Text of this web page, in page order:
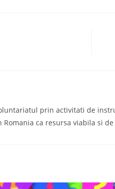
prin activitati de
ca resursa viabila si